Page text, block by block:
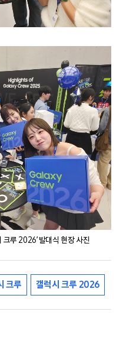
루 2026’ 발대식 현장 사진
크루 갤럭시 크루 2026